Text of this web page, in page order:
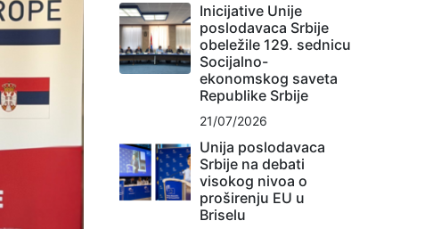
Inicijative Unije
poslodavaca Srbije
obeležile 129. sednicu
Socijalno-
ekonomskog saveta
Republike Srbije
21/07/2026
Unija poslodavaca
Srbije na debati
visokog nivoa o
proširenju EU u
Briselu